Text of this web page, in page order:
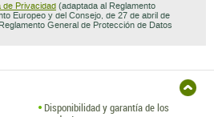
de Privacidad (adaptada al Reglamento
Europeo y del Consejo, de 27 de abril de
General de Protección de Datos
Disponibilidad y garantía de los